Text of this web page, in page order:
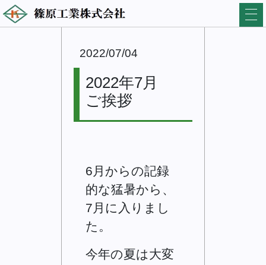
2022/07/04
2022年7月
ご挨拶
6月からの記録
的な猛暑から、
7月に入りまし
た。
今年の夏は大変